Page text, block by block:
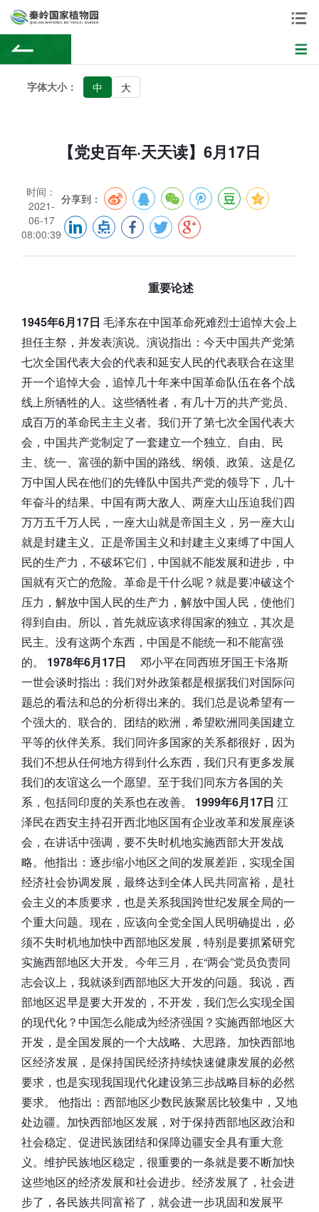
字体大小： 中 大
【党史百年·天天读】6月17日
时间：
2021-
06-17
08:00:39
分享到：
重要论述
1945年6月17日 毛泽东在中国革命死难烈士追悼大会上
担任主祭，并发表演说。演说指出：今天中国共产党第
七次全国代表大会的代表和延安人民的代表联合在这里
开一个追悼大会，追悼几十年来中国革命队伍在各个战
线上所牺牲的人。这些牺牲者，有几十万的共产党员、
成百万的革命民主主义者。我们开了第七次全国代表大
会，中国共产党制定了一套建立一个独立、自由、民
主、统一、富强的新中国的路线、纲领、政策。这是亿
万中国人民在他们的先锋队中国共产党的领导下，几十
年奋斗的结果。中国有两大敌人、两座大山压迫我们四
万万五千万人民，一座大山就是帝国主义，另一座大山
就是封建主义。正是帝国主义和封建主义束缚了中国人
民的生产力，不破坏它们，中国就不能发展和进步，中
国就有灭亡的危险。革命是干什么呢？就是要冲破这个
压力，解放中国人民的生产力，解放中国人民，使他们
得到自由。所以，首先就应该求得国家的独立，其次是
民主。没有这两个东西，中国是不能统一和不能富强
的。 1978年6月17日
邓小平在同西班牙国王卡洛斯
一世会谈时指出：我们对外政策都是根据我们对国际问
题总的看法和总的分析得出来的。我们总是说希望有一
个强大的、联合的、团结的欧洲，希望欧洲同美国建立
平等的伙伴关系。我们同许多国家的关系都很好，因为
我们不想从任何地方得到什么东西，我们只有更多发展
我们的友谊这么一个愿望。至于我们同东方各国的关
系，包括同印度的关系也在改善。 1999年6月17日 江
泽民在西安主持召开西北地区国有企业改革和发展座谈
会，在讲话中强调，要不失时机地实施西部大开发战
略。他指出：逐步缩小地区之间的发展差距，实现全国
经济社会协调发展，最终达到全体人民共同富裕，是社
会主义的本质要求，也是关系我国跨世纪发展全局的一
个重大问题。现在，应该向全党全国人民明确提出，必
须不失时机地加快中西部地区发展，特别是要抓紧研究
实施西部地区大开发。今年三月，在“两会”党员负责同
志会议上，我就谈到西部地区大开发的问题。我说，西
部地区迟早是要大开发的，不开发，我们怎么实现全国
的现代化？中国怎么能成为经济强国？实施西部地区大
开发，是全国发展的一个大战略、大思路。加快西部地
区经济发展，是保持国民经济持续快速健康发展的必然
要求，也是实现我国现代化建设第三步战略目标的必然
要求。 他指出：西部地区少数民族聚居比较集中，又地
处边疆。加快西部地区发展，对于保持西部地区政治和
社会稳定、促进民族团结和保障边疆安全具有重大意
义。维护民族地区稳定，很重要的一条就是要不断加快
这些地区的经济发展和社会进步。经济发展了，社会进
步了，各民族共同富裕了，就会进一步巩固和发展平